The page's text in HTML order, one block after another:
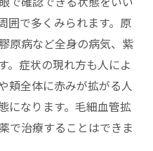
囲で多くみられます。原
原病など全身の病気、紫
。症状の現れ方も人によ
頬全体に赤みが拡がる人
になります。毛細血管拡
で治療することはできま